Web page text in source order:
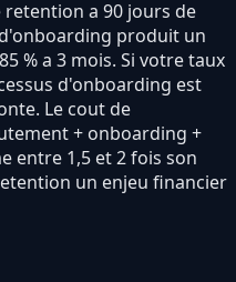
a 90 jours de
produit un
% a 3 mois. Si votre taux
d'onboarding est
Le cout de
+ onboarding +
entre 1,5 et 2 fois son
un enjeu financier